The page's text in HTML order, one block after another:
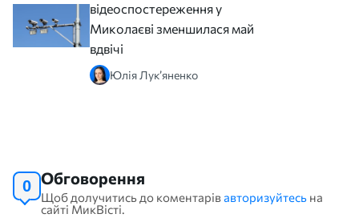
відеоспостереження у
Миколаєві зменшилася майже
вдвічі
Юлія Лук’яненко
0 Обговорення
Щоб долучитись до коментарівавторизуйтесь на
сайті МикВісті.